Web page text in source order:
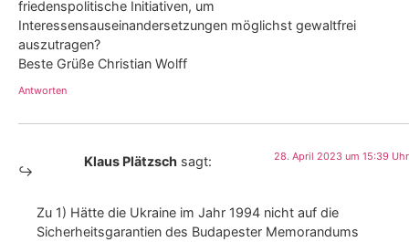
friedenspolitische Initiativen, um
Interessensauseinandersetzungen möglichst gewaltfrei
auszutragen?
Beste Grüße Christian Wolff
Antworten
Klaus Plätzsch sagt: 28. April 2023 um 15:39 Uhr
Zu 1) Hätte die Ukraine im Jahr 1994 nicht auf die
Sicherheitsgarantien des Budapester Memorandums